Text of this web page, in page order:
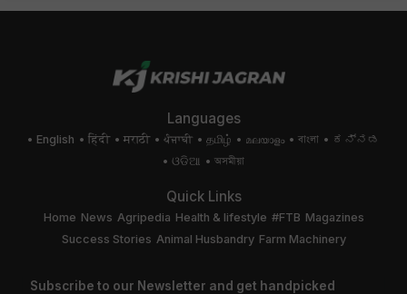
Languages
English हिंदी मराठी ਪੰਜਾਬੀ தமிழ் മലയാളം বাংলা
ಕನ್ನಡ
ଓଡିଆ
অসমীয়া
Quick Links
Home News Agripedia Health & lifestyle #FTB Magazines
Success Stories Animal Husbandry Farm Machinery
Subscribe to our Newsletter and get handpicked